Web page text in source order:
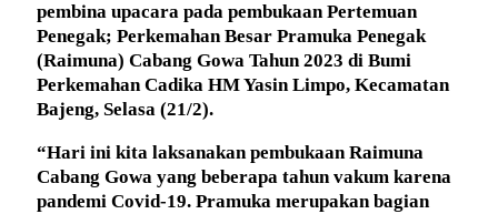
pembina upacara pada pembukaan Pertemuan
Penegak; Perkemahan Besar Pramuka Penegak
(Raimuna) Cabang Gowa Tahun 2023 di Bumi
Perkemahan Cadika HM Yasin Limpo, Kecamatan
Bajeng, Selasa (21/2).
“Hari ini kita laksanakan pembukaan Raimuna
Cabang Gowa yang beberapa tahun vakum karena
pandemi Covid-19. Pramuka merupakan bagian